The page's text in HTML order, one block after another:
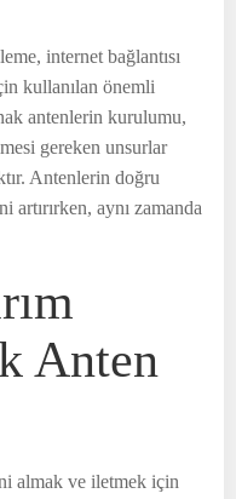
internet bağlantısı
kullanılan önemli
antenlerin kurulumu,
gereken unsurlar
Antenlerin doğru
artırırken, aynı zamanda
Anten
almak ve iletmek için